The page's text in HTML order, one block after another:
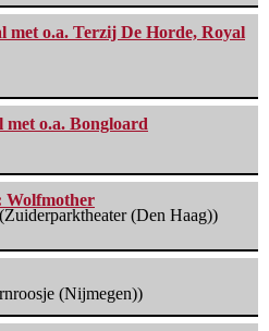
met o.a. Terzij De Horde, Royal
met o.a. Bongloard
(Den Haag))
(Nijmegen))